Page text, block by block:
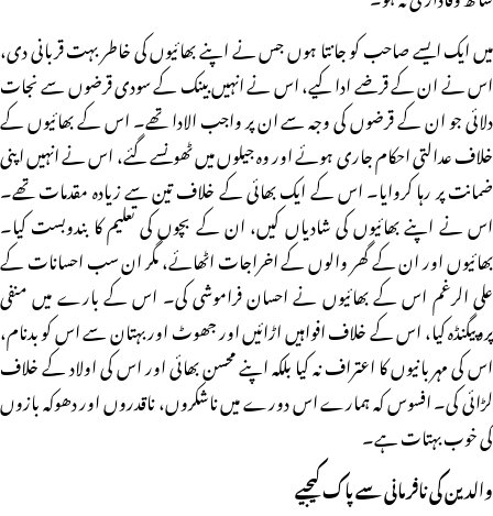
میں ایک ایسے صاحب کو جانتا ہوں جس نے اپنے بھائیوں کی خاطر بہت قربانی دی،
اس نے ان کے قرضے ادا کیے، اس نے انہیں بینک کے سودی قرضوں سے نجات
دلائی جو ان کے قرضوں کی وجہ سے ان پر واجب الادا تھے۔ اس کے بھائیوں کے
خلاف عدالتی احکام جاری ہوئے اور وہ جیلوں میں ٹھونسے گئے، اس نے انہیں اپنی
ضمانت پر رہا کروایا۔ اس کے ایک بھائی کے خلاف تین سے زیادہ مقدمات تھے۔
اس نے اپنے بھائیوں کی شادیاں کیں، ان کے بچوں کی تعلیم کا بندوبست کیا۔
بھائیوں اور ان کے گھر والوں کے اخراجات اٹھائے، مگر ان سب احسانات کے
علی الرغم اس کے بھائیوں نے احسان فراموشی کی۔ اس کے بارے میں منفی
پروپیگنڈہ کیا، اس کے خلاف افواہیں اڑائیں اور جھوٹ اور بہتان سے اس کو بدنام،
اس کی مہربانیوں کا اعتراف نہ کیا بلکہ اپنے محسن بھائی اور اس کی اولاد کے خلاف
لڑائی کی۔ افسوس کہ ہمارے اس دورے میں ناشکروں، ناقدروں اور دھوکہ بازوں
کی خوب بہتات ہے۔
والدین کی نافرمانی سے پاک کیجیے